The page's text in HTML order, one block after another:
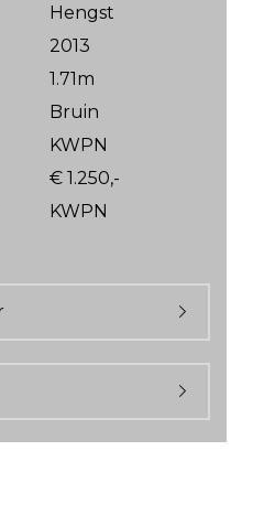
Hengst
2013
1.71m
Bruin
KWPN
€ 1.250,-
KWPN